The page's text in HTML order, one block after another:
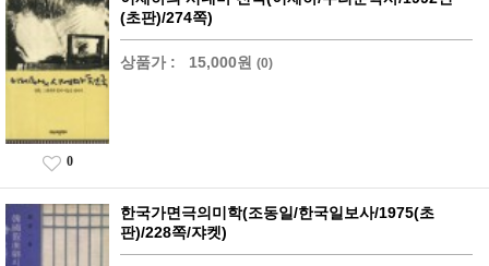
(초판)/274쪽)
상품가 : 15,000원 (0)
0
한국가면극의미학(조동일/한국일보사/1975(초
판)/228쪽/쟈켓)